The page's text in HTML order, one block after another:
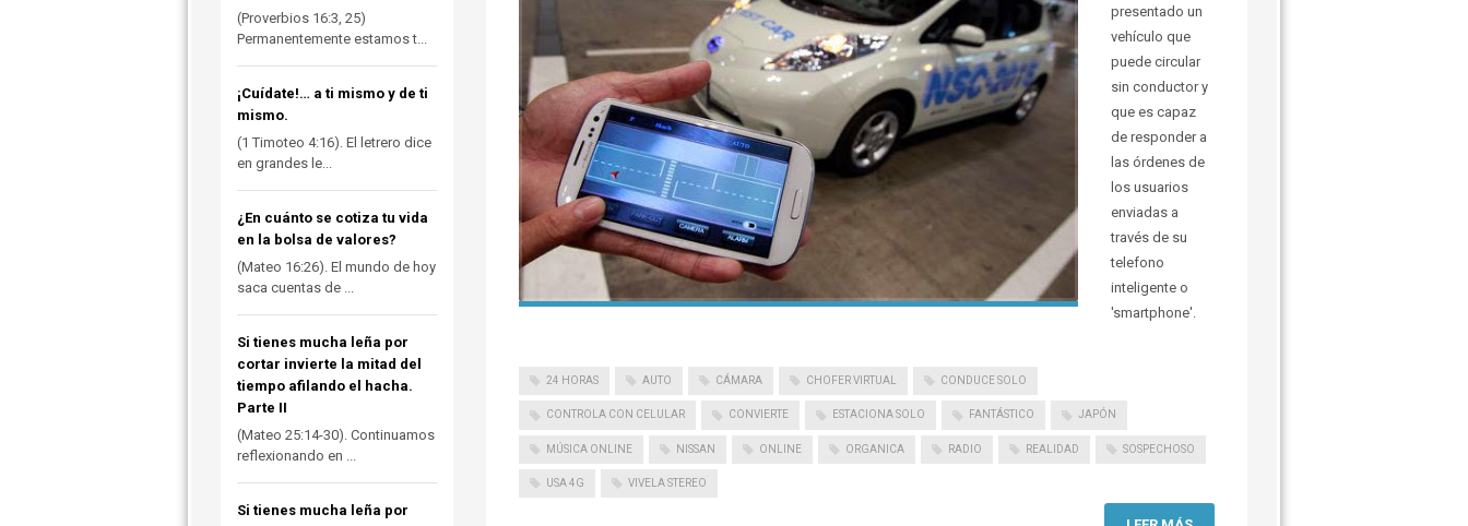
presentado un
vehículo que
puede circular
sin conductor y
que es capaz
de responder a
las órdenes de
los usuarios
enviadas a
través de su
telefono
inteligente o
'smartphone'.
24 HORAS AUTO CÁMARA CHOFER VIRTUAL CONDUCE SOLO
CONTROLA CON CELULAR CONVIERTE ESTACIONA SOLO FANTÁSTICO JAPÓN
MÚSICA ONLINE NISSAN ONLINE ORGANICA RADIO REALIDAD SOSPECHOSO
USA 4G VIVELA STEREO
(Proverbios 16:3, 25)
Permanentemente estamos t...
¡Cuídate!… a ti mismo y de ti
mismo.
(1 Timoteo 4:16). El letrero dice
en grandes le...
¿En cuánto se cotiza tu vida
en la bolsa de valores?
(Mateo 16:26). El mundo de hoy
saca cuentas de ...
Si tienes mucha leña por
cortar invierte la mitad del
tiempo afilando el hacha.
Parte II
(Mateo 25:14-30). Continuamos
reflexionando en ...
Si tienes mucha leña por